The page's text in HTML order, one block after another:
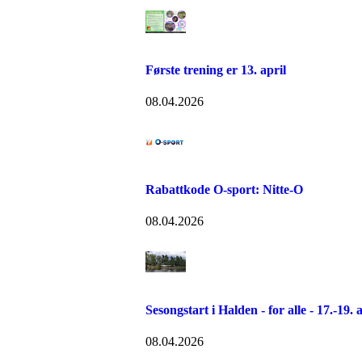
Første trening er 13. april
08.04.2026
Rabattkode O-sport: Nitte-O
08.04.2026
Sesongstart i Halden - for alle - 17.-19.
08.04.2026